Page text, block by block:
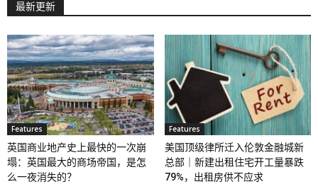
最新更新
Features
英国商业地产史上最快的一次崩
塌：英国最大的商场帝国，是怎
么一夜消失的？
Features
美国顶级律所迁入伦敦金融城新
总部｜新建出租住宅开工量暴跌
79%，出租房供不应求